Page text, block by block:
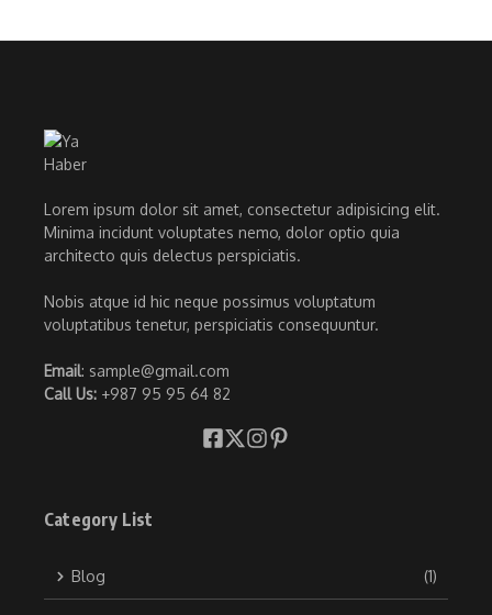
Lorem ipsum dolor sit amet, consectetur adipisicing elit.
Minima incidunt voluptates nemo, dolor optio quia
architecto quis delectus perspiciatis.
Nobis atque id hic neque possimus voluptatum
voluptatibus tenetur, perspiciatis consequuntur.
Email: sample@gmail.com
Call Us: +987 95 95 64 82
Category List
Blog (1)